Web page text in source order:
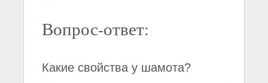
Вопрос-ответ:
Какие свойства у шамота?